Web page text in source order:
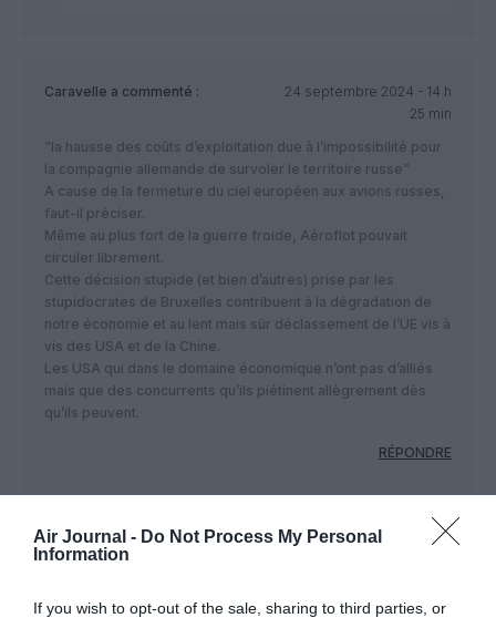
Air Journal - Do Not Process My Personal
Information
If you wish to opt-out of the sale, sharing to third parties, or
Caravelle a commenté :
24 septembre 2024 - 14 h
25 min
“la hausse des coûts d’exploitation due à l’impossibilité pour
la compagnie allemande de survoler le territoire russe”
A cause de la fermeture du ciel européen aux avions russes,
faut-il préciser.
Même au plus fort de la guerre froide, Aéroflot pouvait
circuler librement.
Cette décision stupide (et bien d’autres) prise par les
stupidocrates de Bruxelles contribuent à la dégradation de
notre économie et au lent mais sûr déclassement de l’UE vis à
vis des USA et de la Chine.
Les USA qui dans le domaine économique n’ont pas d’alliés
mais que des concurrents qu’ils piétinent allègrement dès
qu’ils peuvent.
RÉPONDRE
Laurent Ba commenté :
24 septembre 2024 -